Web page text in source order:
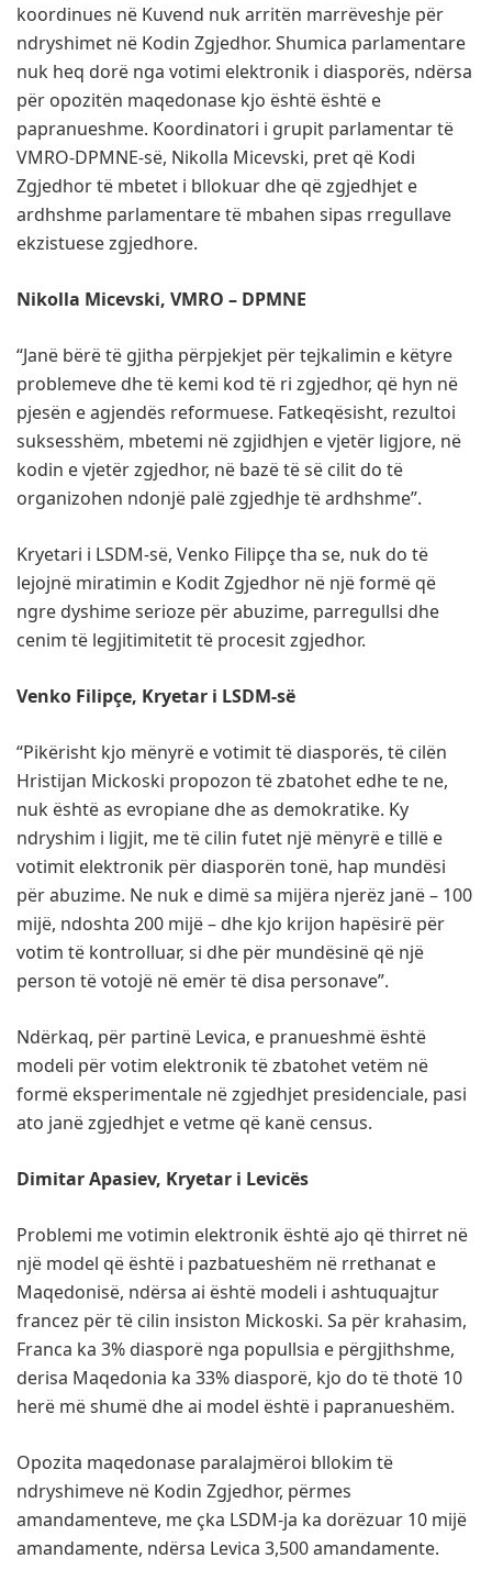
koordinues në Kuvend nuk arritën marrëveshje për
ndryshimet në Kodin Zgjedhor. Shumica parlamentare
nuk heq dorë nga votimi elektronik i diasporës, ndërsa
për opozitën maqedonase kjo është është e
papranueshme. Koordinatori i grupit parlamentar të
VMRO-DPMNE-së, Nikolla Micevski, pret që Kodi
Zgjedhor të mbetet i bllokuar dhe që zgjedhjet e
ardhshme parlamentare të mbahen sipas rregullave
ekzistuese zgjedhore.
Nikolla Micevski, VMRO – DPMNE
“Janë bërë të gjitha përpjekjet për tejkalimin e këtyre
problemeve dhe të kemi kod të ri zgjedhor, që hyn në
pjesën e agjendës reformuese. Fatkeqësisht, rezultoi
suksesshëm, mbetemi në zgjidhjen e vjetër ligjore, në
kodin e vjetër zgjedhor, në bazë të së cilit do të
organizohen ndonjë palë zgjedhje të ardhshme”.
Kryetari i LSDM-së, Venko Filipçe tha se, nuk do të
lejojnë miratimin e Kodit Zgjedhor në një formë që
ngre dyshime serioze për abuzime, parregullsi dhe
cenim të legjitimitetit të procesit zgjedhor.
Venko Filipçe, Kryetar i LSDM-së
“Pikërisht kjo mënyrë e votimit të diasporës, të cilën
Hristijan Mickoski propozon të zbatohet edhe te ne,
nuk është as evropiane dhe as demokratike. Ky
ndryshim i ligjit, me të cilin futet një mënyrë e tillë e
votimit elektronik për diasporën tonë, hap mundësi
për abuzime. Ne nuk e dimë sa mijëra njerëz janë – 100
mijë, ndoshta 200 mijë – dhe kjo krijon hapësirë për
votim të kontrolluar, si dhe për mundësinë që një
person të votojë në emër të disa personave”.
Ndërkaq, për partinë Levica, e pranueshmë është
modeli për votim elektronik të zbatohet vetëm në
formë eksperimentale në zgjedhjet presidenciale, pasi
ato janë zgjedhjet e vetme që kanë census.
Dimitar Apasiev, Kryetar i Levicës
Problemi me votimin elektronik është ajo që thirret në
një model që është i pazbatueshëm në rrethanat e
Maqedonisë, ndërsa ai është modeli i ashtuquajtur
francez për të cilin insiston Mickoski. Sa për krahasim,
Franca ka 3% diasporë nga popullsia e përgjithshme,
derisa Maqedonia ka 33% diasporë, kjo do të thotë 10
herë më shumë dhe ai model është i papranueshëm.
Opozita maqedonase paralajmëroi bllokim të
ndryshimeve në Kodin Zgjedhor, përmes
amandamenteve, me çka LSDM-ja ka dorëzuar 10 mijë
amandamente, ndërsa Levica 3,500 amandamente.